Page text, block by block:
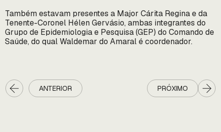
Também estavam presentes a Major Cárita Regina e da
Tenente-Coronel Hélen Gervásio, ambas integrantes do
Grupo de Epidemiologia e Pesquisa (GEP) do Comando de
Saúde, do qual Waldemar do Amaral é coordenador.
ANTERIOR PRÓXIMO